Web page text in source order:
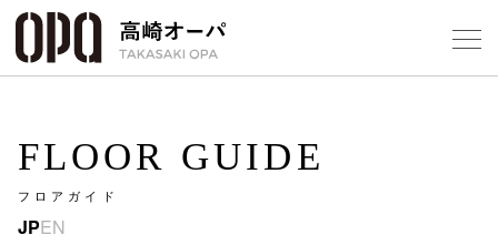
FLOOR GUIDE
フロアガイド
JPEN